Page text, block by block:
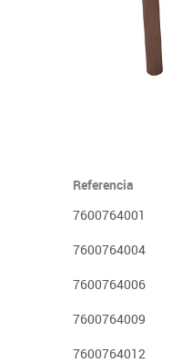
Referencia
7600764001
7600764004
7600764006
7600764009
7600764012